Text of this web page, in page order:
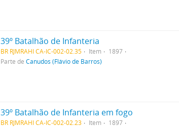
39º Batalhão de Infanteria
BR RJMRAHI CA-IC-002-02.35 Item
1897
Parte deCanudos (Flávio de Barros)
39º Batalhão de Infanteria em fogo
BR RJMRAHI CA-IC-002-02.23 Item
1897